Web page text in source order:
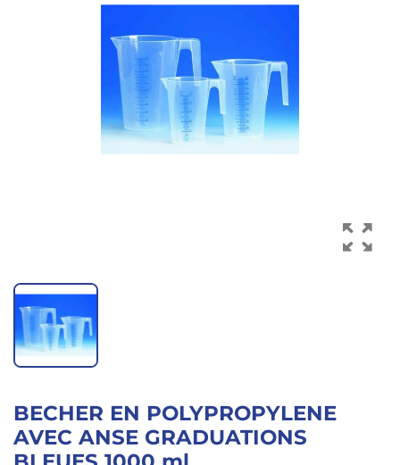
DOCUMENTATION
BECHER EN POLYPROPYLENE
AVEC ANSE GRADUATIONS